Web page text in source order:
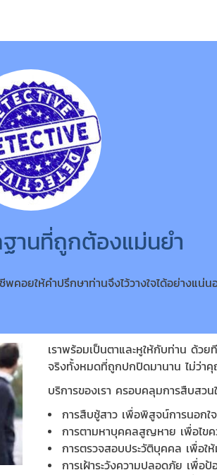
านที่ถูกต้องแม่นยำ
อยให้คำปรึกษาท่านจึงไว้วางใจได้อย่างแน่น
เราพร้อมเป็นตาและหูให้กับท่าน ด้ว
จริงทั้งหมดที่ถูกปกปิดมานาน ไม่ว่าคุ
บริการของเรา ครอบคลุมการสืบสวน
การสืบชู้สาว เพื่อพิสูจน์การนอกใ
การตามหาบุคคลสูญหาย เพื่อไข
การตรวจสอบประวัติบุคคล เพื่อใ
การเฝ้าระวังความปลอดภัย เพื่อ